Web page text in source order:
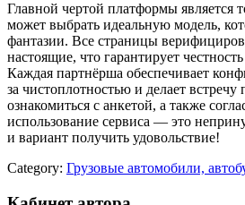
Главной чертой платформы является
может выбрать идеальную модель,
фантазии. Все страницы
настоящие, что гарантирует
Каждая партнёрша обеспечивает
за чистоплотностью и делает
ознакомиться с анкетой, а также
использование сервиса — это
и вариант получить удовольствие!
Category: Грузовые автомобили,